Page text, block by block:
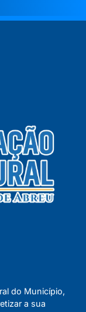
do Município,
a sua